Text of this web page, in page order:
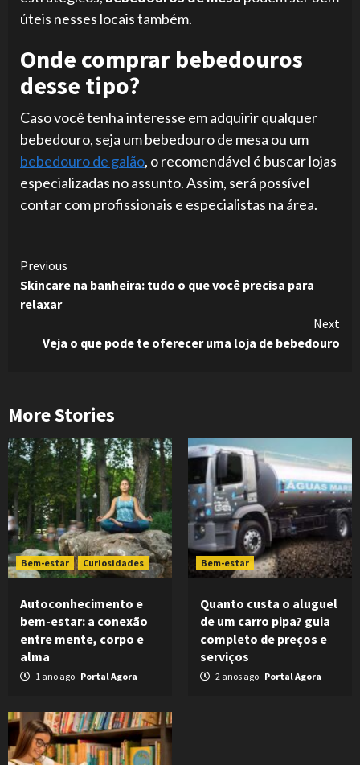
úteis nesses locais também.
Onde comprar bebedouros
desse tipo?
Caso você tenha interesse em adquirir qualquer
bebedouro, seja um bebedouro de mesa ou um
bebedouro de galão, o recomendável é buscar lojas
especializadas no assunto. Assim, será possível
contar com profissionais e especialistas na área.
Continue
Reading
Previous
Skincare na banheira: tudo o que você precisa para
relaxar
Next
Veja o que pode te oferecer uma loja de bebedouro
More Stories
Bem-estar Curiosidades
Autoconhecimento e
bem-estar: a conexão
entre mente, corpo e
alma
1 ano ago Portal Agora
Bem-estar
Quanto custa o aluguel
de um carro pipa? guia
completo de preços e
serviços
2 anos ago Portal Agora